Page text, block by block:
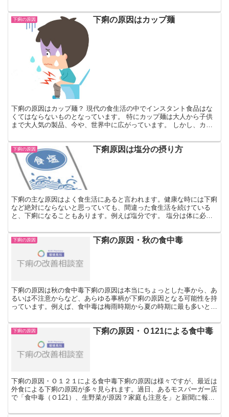
下痢の原因 下痢の原因はカップ麺
下痢の原因はカップ麺？ 現代の食生活の中でインスタント食品はな
くてはならないものとなっています。 特にカップ麺は大人から子供
まで大人気の製品、今や、世界中に広がっています。 しかし、カッ
下痢の原因 下痢原因は塩分の摂り方
下痢の主な原因はよく食生活にあると言われます。健康な時には下痢
など絶対にならないと思っていても、間違った食生活を続けている
と、下痢になることもあります。例えば塩分です。 塩分は体に必要
下痢の原因 下痢の原因・秋の食中毒
下痢の原因は秋の食中毒下痢の原因は本当にちょっとした事から、あ
るいは不注意からなど、あらゆる事柄が下痢の原因となる可能性を持
っています。例えば、食中毒は梅雨時期から夏の時期に最も多いと思
下痢の原因 下痢の原因・Ｏ121による食中毒
下痢の原因・Ｏ１２１による食中毒下痢の原因は様々ですが、最近は
外食による下痢の原因が多々見られます。過日、あるモスバーガー店
で「食中毒（Ｏ121）、生野菜が原因？家庭も注意を」と新聞に報道